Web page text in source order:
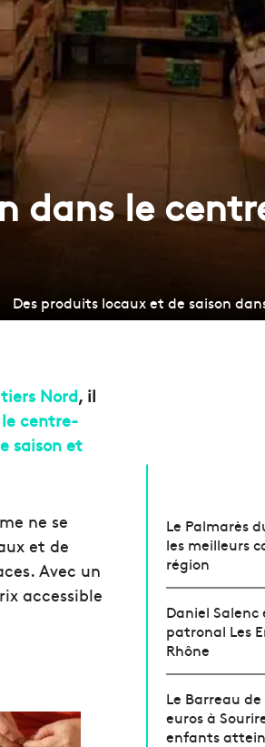
dans le
Des produits locaux et de saison
Nord, il
le centre-
saison et
ne se
et de
Avec un
accessible
Le Palmarès
les meilleurs
région
Daniel
patronal Les
Rhône
Le Barreau
euros à
enfants